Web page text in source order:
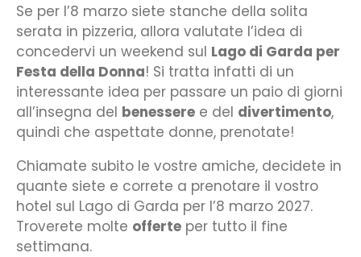
Se per l’8 marzo siete stanche della solita
serata in pizzeria, allora valutate l’idea di
concedervi un weekend sul Lago di Garda per
Festa della Donna! Si tratta infatti di un
interessante idea per passare un paio di giorni
all’insegna del benessere e del divertimento,
quindi che aspettate donne, prenotate!
Chiamate subito le vostre amiche, decidete in
quante siete e correte a prenotare il vostro
hotel sul Lago di Garda per l’8 marzo 2027.
Troverete molte offerte per tutto il fine
settimana.